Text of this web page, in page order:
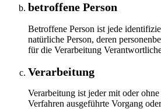
betroffene Person
Betroffene Person ist jede
natürliche Person, deren
für die Verarbeitung
Verarbeitung
Verarbeitung ist jeder mit oder
Verfahren ausgeführte Vorgang